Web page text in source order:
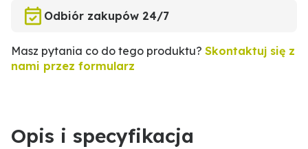
Odbiór zakupów 24/7
Masz pytania co do tego produktu? Skontaktuj się z
nami przez formularz
Opis i specyfikacja